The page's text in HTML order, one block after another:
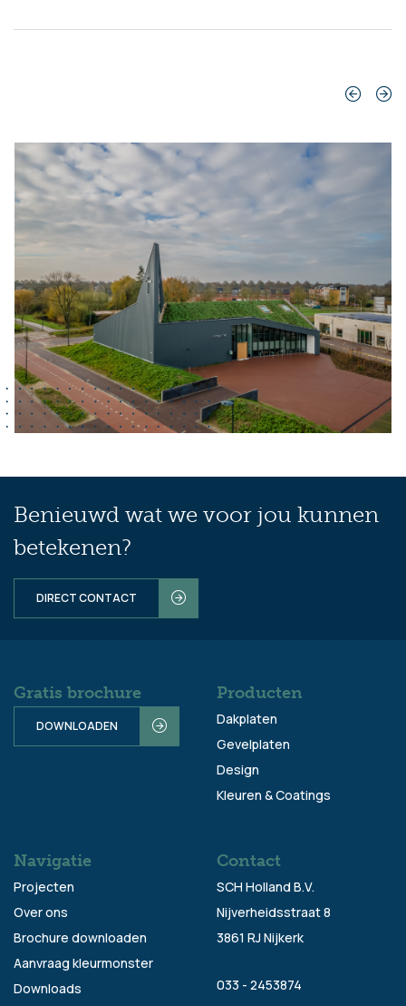
Benieuwd wat we voor jou kunnen
betekenen?
DIRECT CONTACT
Gratis brochure
DOWNLOADEN
Producten
Dakplaten
Gevelplaten
Design
Kleuren & Coatings
Navigatie
Projecten
Over ons
Brochure downloaden
Aanvraag kleurmonster
Downloads
Contact
SCH Holland B.V.
Nijverheidsstraat 8
3861 RJ Nijkerk
033 - 2453874